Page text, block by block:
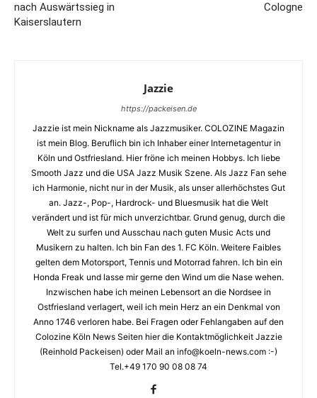
nach Auswärtssieg in
Kaiserslautern
Cologne
Jazzie
https://packeisen.de
Jazzie ist mein Nickname als Jazzmusiker. COLOZINE Magazin
ist mein Blog. Beruflich bin ich Inhaber einer Internetagentur in
Köln und Ostfriesland. Hier fröne ich meinen Hobbys. Ich liebe
Smooth Jazz und die USA Jazz Musik Szene. Als Jazz Fan sehe
ich Harmonie, nicht nur in der Musik, als unser allerhöchstes Gut
an. Jazz-, Pop-, Hardrock- und Bluesmusik hat die Welt
verändert und ist für mich unverzichtbar. Grund genug, durch die
Welt zu surfen und Ausschau nach guten Music Acts und
Musikern zu halten. Ich bin Fan des 1. FC Köln. Weitere Faibles
gelten dem Motorsport, Tennis und Motorrad fahren. Ich bin ein
Honda Freak und lasse mir gerne den Wind um die Nase wehen.
Inzwischen habe ich meinen Lebensort an die Nordsee in
Ostfriesland verlagert, weil ich mein Herz an ein Denkmal von
Anno 1746 verloren habe. Bei Fragen oder Fehlangaben auf den
Colozine Köln News Seiten hier die Kontaktmöglichkeit Jazzie
(Reinhold Packeisen) oder Mail an info@koeln-news.com :-)
Tel.+49 170 90 08 08 74